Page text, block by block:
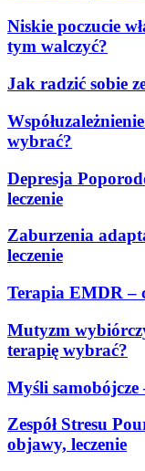
Niskie poczucie
tym walczyć?
Jak radzić sobie
wybrać?
Depresja
leczenie
Zaburzenia
leczenie
Terapia EMDR –
Mutyzm
terapię wybrać?
Myśli samobójcze
Zespół Stresu
objawy, leczenie